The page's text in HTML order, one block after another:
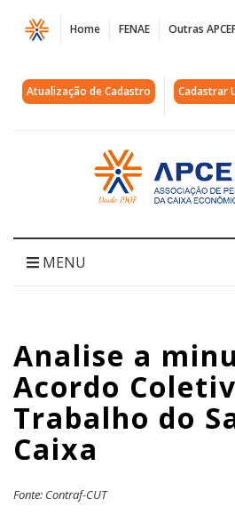
Página
Análise
da
Saúde
APCEF-
SP
Home FENAE Outras
Atualização de Cadastro Cadastrar
Acessar
página
inicial
MENU
Analise a
Acordo
Trabalho do
Caixa
Fonte: Contraf-CUT